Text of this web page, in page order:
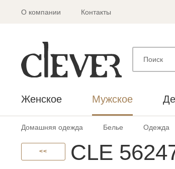
О компании Контакты
Женское Мужское
Домашняя одежда Белье Одежда
<< CLE